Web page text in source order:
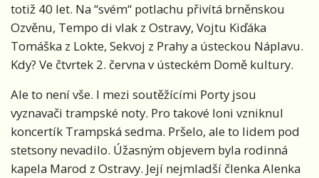
totiž 40 let. Na “svém“ potlachu přivítá brněnskou
Ozvěnu, Tempo di vlak z Ostravy, Vojtu Kiďáka
Tomáška z Lokte, Sekvoj z Prahy a ústeckou Náplavu.
Kdy? Ve čtvrtek 2. června v ústeckém Domě kultury.
Ale to není vše. I mezi soutěžícími Porty jsou
vyznavači trampské noty. Pro takové loni vzniknul
koncertík Trampská sedma. Pršelo, ale to lidem pod
stetsony nevadilo. Úžasným objevem byla rodinná
kapela Marod z Ostravy. Její nejmladší členka Alenka